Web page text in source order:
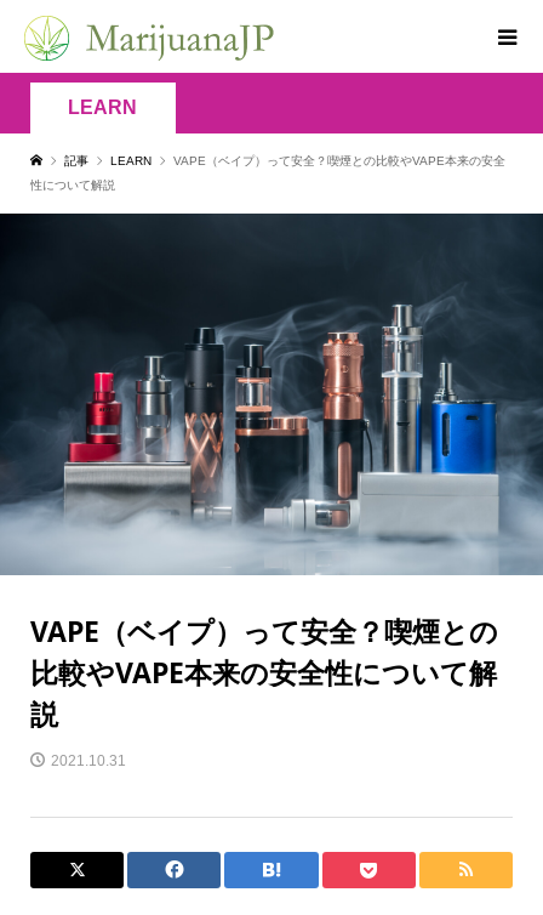
LEARN
記事 LEARN
VAPE（ベイプ）って安全？喫煙との比較やVAPE本来の安全
性について解説
VAPE（ベイプ）って安全？喫煙との
比較やVAPE本来の安全性について解
説
2021.10.31